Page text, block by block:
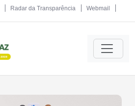
Radar da Transparência Webmail